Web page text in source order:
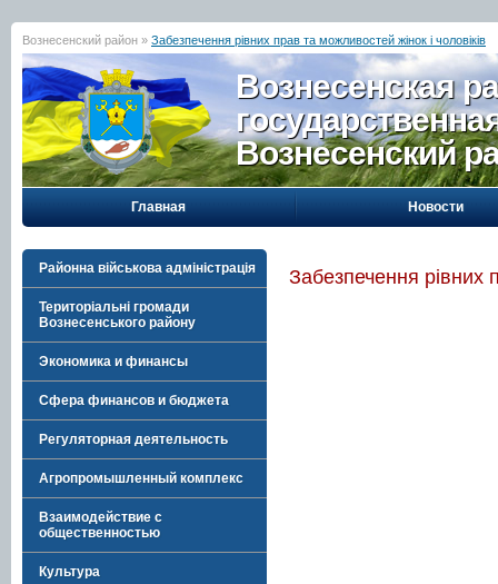
Вознесенский район » Забезпечення рівних прав та можливостей жінок і чоловіків
Вознесенская
Вознесенский
Главная Новости
Районна військова адміністрація
Територіальні громади
Вознесенського району
Экономика и финансы
Сфера финансов и бюджета
Регуляторная деятельность
Агропромышленный комплекс
Взаимодействие с
общественностью
Культура
Забезпечення рівних